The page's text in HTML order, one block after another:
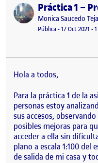
Publicado porPráctica 1 –
Publicado por
Monica Saucedo
Visibilidad:
Pública-Fecha de
17 Oct 2021 -
Hola a todos,
Para la práctica 1 de la
personas estoy
sus accesos,
posibles mejoras para
acceder a ella sin
plano a escala 1:100 del
de salida de mi casa y